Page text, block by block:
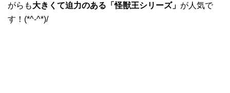
がらも大きくて迫力のある「怪獣王シリーズ」 が人気で
す！(*^-^*)/